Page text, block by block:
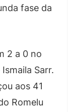
fase da
2 a 0 no
Sarr.
aos 41
Romelu